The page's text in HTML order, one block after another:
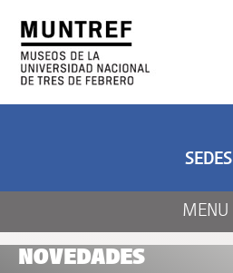
NOVEDADES
MENU
SEDES
CENTRO DE ARTE
Y NATURALEZA
ARTE Y CIENCIA